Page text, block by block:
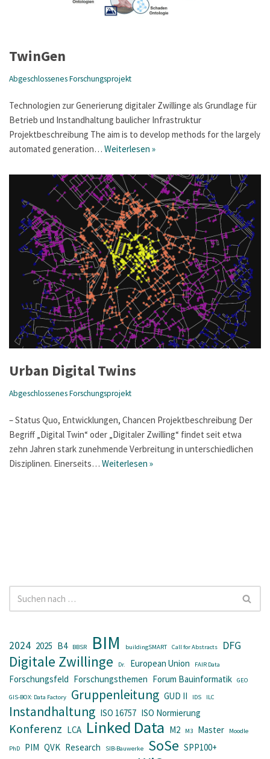
TwinGen
Abgeschlossenes Forschungsprojekt
Technologien zur Generierung digitaler Zwillinge als Grundlage für
Betrieb und Instandhaltung baulicher Infrastruktur
Projektbeschreibung The aim is to develop methods for the largely
automated generation… Weiterlesen »
Urban Digital Twins
Abgeschlossenes Forschungsprojekt
– Status Quo, Entwicklungen, Chancen Projektbeschreibung Der
Begriff „Digital Twin“ oder „Digitaler Zwilling“ findet seit etwa
zehn Jahren stark zunehmende Verbreitung in unterschiedlichen
Disziplinen. Einerseits… Weiterlesen »
2024 2025 B4 BBSR BIM buildingSMART Call for Abstracts DFG
Digitale Zwillinge Dr. European Union FAIR Data
Forschungsfeld Forschungsthemen Forum Bauinformatik GEO
GIS-BOX: Data Factory Gruppenleitung GUD II IDS ILC
Instandhaltung ISO 16757 ISO Normierung
Konferenz LCA Linked Data M2 M3 Master Moodle
PhD PIM QVK Research SIB-Bauwerke SoSe SPP100+